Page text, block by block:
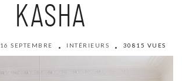
KASHA
16 SEPTEMBRE INTÉRIEURS 30815 VUES